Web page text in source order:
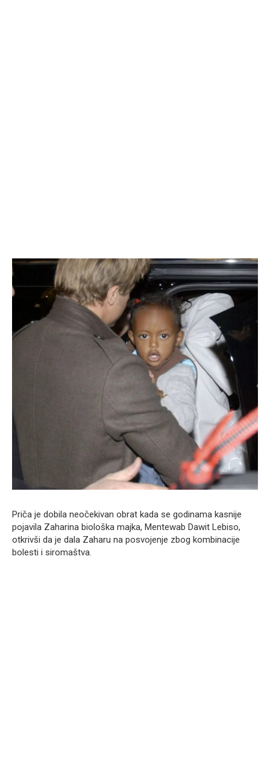
Priča je dobila neočekivan obrat kada se godinama kasnije
pojavila Zaharina biološka majka, Mentewab Dawit Lebiso,
otkrivši da je dala Zaharu na posvojenje zbog kombinacije
bolesti i siromaštva.